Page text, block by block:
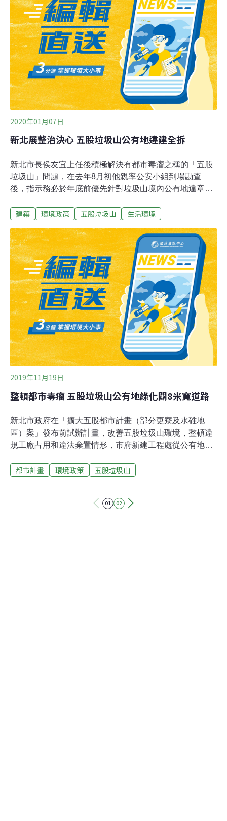
圾山。重案組當場先行以違反廢棄物清理法第9條規定予
以告發，將處新台幣30萬元以下罰鍰，並通報台北市環保
局，追究該工地責任。新北環局新聞稿指出，五股垃圾山
現階段正積極推動環境整頓，20日有清潔隊員巡查附近環
境整潔時，發現行跡可疑的砂石車，停靠於隱蔽處，接近
觀察後發現車斗後方路面有些許剩餘土石方，便通報重案
組及警局。
2020年01月07日
新北展整治決心 五股垃圾山公有地違建全拆
新北市長侯友宜上任後積極解決有都市毒瘤之稱的「五股
垃圾山」問題，在去年8月初他親率公安小組到場勘查
後，指示務必於年底前優先針對垃圾山境內公有地違章建
業，於去年12月30日將154筆公有土地排占及79件違章建
股垃圾山長年受限於洪水平原管制規定，導致發展停滯，
且範圍內土地遭人隨意堆置垃圾、違章廠家林立，造成當
地衛生髒亂與治安死角。工務局指出，新北市政府自去年
9月起推動「擴大五股都市計畫發布前試辦計畫」，期望
於短時間內輔導計畫範圍內的業者依法申請合法使用，經
各機關現場勘查及協調輔導後，針對公有地占用之違章建
築物進行2階段拆除作業，至30日全數完成130筆公有地土
地排占與48件違章建築物拆除作業，共計完成154筆公有
土地排占及79件違章建築物認定拆除。
建築 環境政策 五股垃圾山 生活環境
2019年11月19日
整頓都市毒瘤 五股垃圾山公有地綠化闢8米寬道路
新北市政府在「擴大五股都市計畫（部分更寮及水碓地
區）案」發布前試辦計畫，改善五股垃圾山環境，整頓違
規工廠占用和違法棄置情形，市府新建工程處從公有地著
軸帶道路，連接現有通路至主要幹道中興路、成泰路，強
佔用、綠美化；中興路以南則打造8米寬的中央軸帶道
都市計畫 環境政策 五股垃圾山
01 02